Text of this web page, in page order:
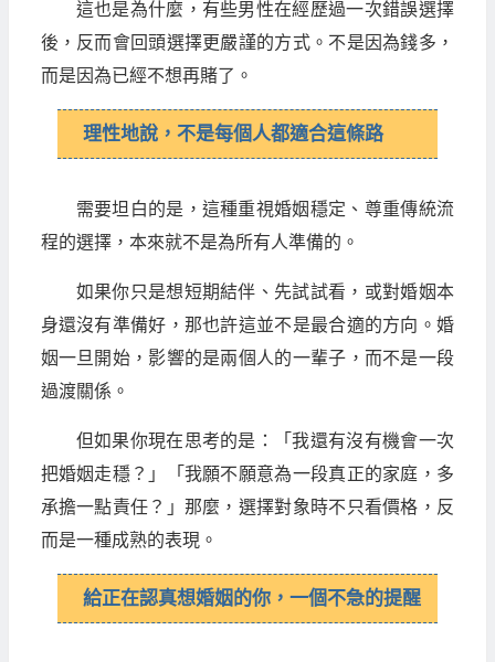
這也是為什麼，有些男性在經歷過一次錯誤選擇
後，反而會回頭選擇更嚴謹的方式。不是因為錢多，
而是因為已經不想再賭了。
理性地說，不是每個人都適合這條路
需要坦白的是，這種重視婚姻穩定、尊重傳統流
程的選擇，本來就不是為所有人準備的。
如果你只是想短期結伴、先試試看，或對婚姻本
身還沒有準備好，那也許這並不是最合適的方向。婚
姻一旦開始，影響的是兩個人的一輩子，而不是一段
過渡關係。
但如果你現在思考的是：「我還有沒有機會一次
把婚姻走穩？」「我願不願意為一段真正的家庭，多
承擔一點責任？」那麼，選擇對象時不只看價格，反
而是一種成熟的表現。
給正在認真想婚姻的你，一個不急的提醒